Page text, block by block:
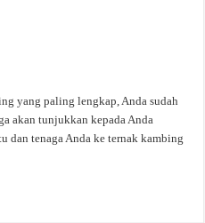
yang paling lengkap, Anda sudah
akan tunjukkan kepada Anda
dan tenaga Anda ke ternak kambing